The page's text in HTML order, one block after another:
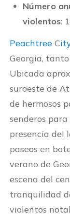
Número
violentos:
Peachtree C
Georgia,
Ubicada
suroeste de
de hermosos
senderos
presencia del
paseos en
verano de
escena del
tranquilidad
violentos